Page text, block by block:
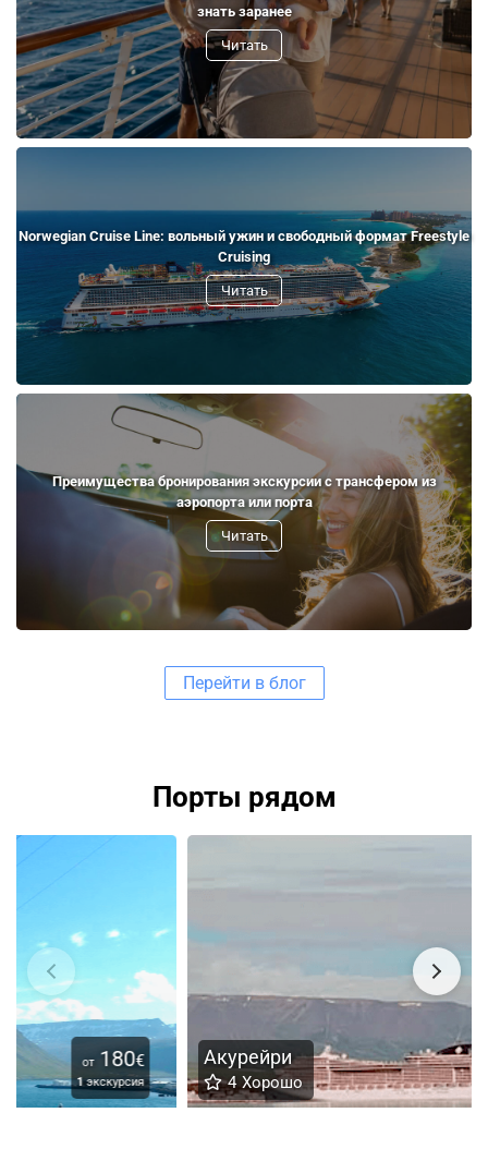
знать заранее
Читать
Norwegian Cruise Line: вольный ужин и свободный формат Freestyle
Cruising
Читать
Преимущества бронирования экскурсии с трансфером из
аэропорта или порта
Читать
Перейти в блог
Порты рядом
Акурейри
4 Хорошо
от210€
1экскурсия